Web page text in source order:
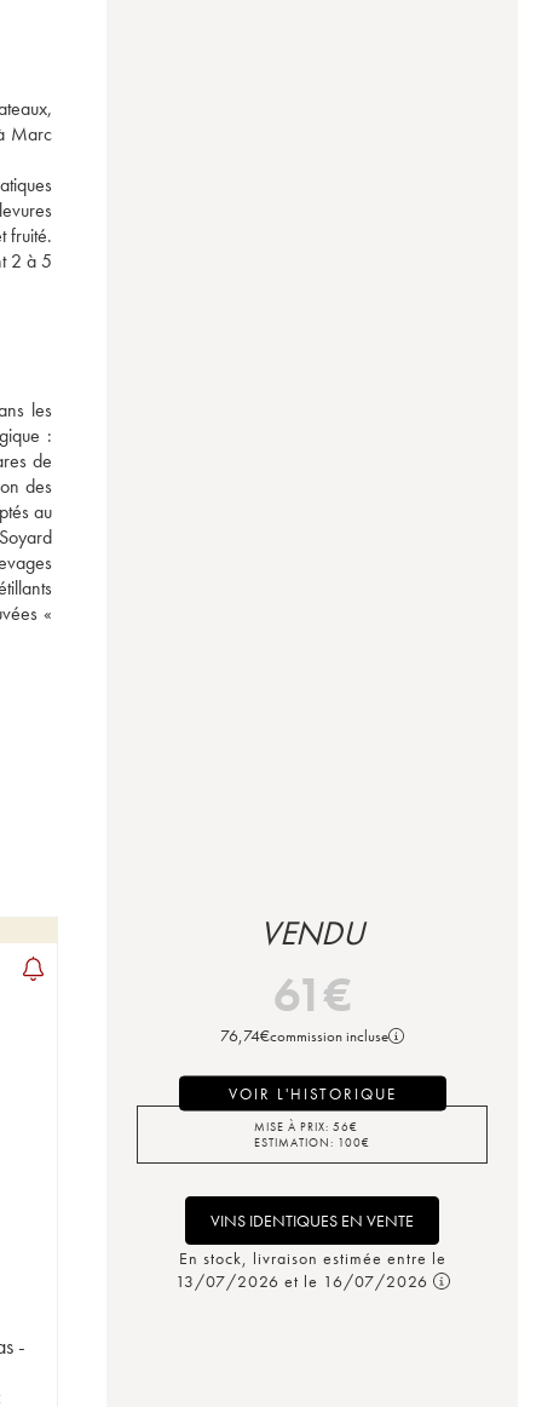
Marc
fruité.
2 à 5
les
:
de
des
au
«
-
VENDU
61€
76,74€commission incluse
VOIR L'HISTORIQUE
MISE À PRIX: 56€
ESTIMATION: 100€
VINS IDENTIQUES EN VENTE
En stock, livraison estimée entre le
13/07/2026 et le 16/07/2026